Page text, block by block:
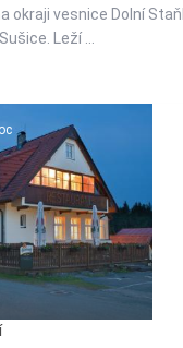
okraji vesnice Dolní
Leží ...